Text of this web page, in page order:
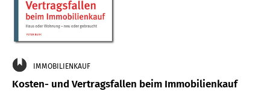
IMMOBILIENKAUF
Kosten- und Vertragsfallen beim Immobilienkauf